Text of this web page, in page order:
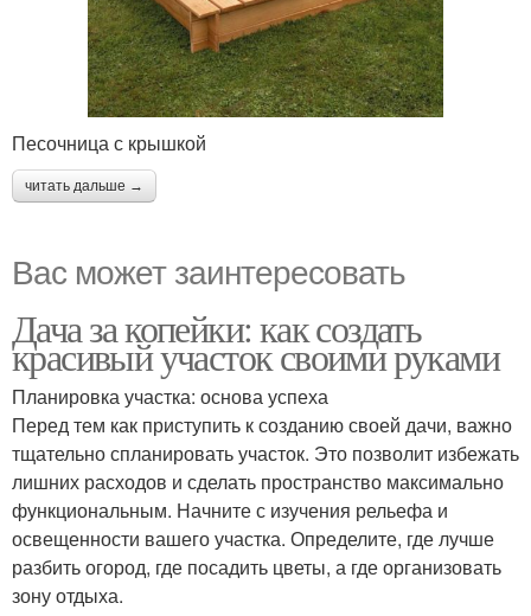
Песочница с крышкой
читать дальше →
Вас может заинтересовать
Дача за копейки: как создать
красивый участок своими руками
Планировка участка: основа успеха
Перед тем как приступить к созданию своей дачи, важно
тщательно спланировать участок. Это позволит избежать
лишних расходов и сделать пространство максимально
функциональным. Начните с изучения рельефа и
освещенности вашего участка. Определите, где лучше
разбить огород, где посадить цветы, а где организовать
зону отдыха.